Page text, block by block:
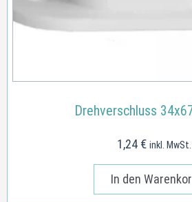
Drehverschluss
1,24 € inkl. MwSt.
In den